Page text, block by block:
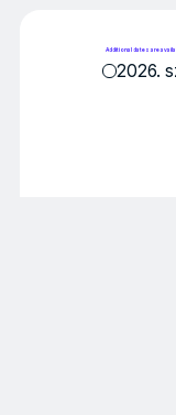
Additional dates are
2026.